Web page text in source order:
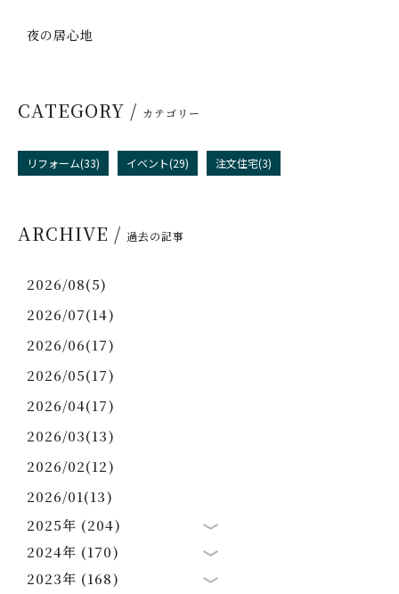
夜の居心地
CATEGORY / カテゴリー
リフォーム(33) イベント(29) 注文住宅(3)
ARCHIVE / 過去の記事
2026/08(5)
2026/07(14)
2026/06(17)
2026/05(17)
2026/04(17)
2026/03(13)
2026/02(12)
2026/01(13)
2025年 (204)
2024年 (170)
2023年 (168)